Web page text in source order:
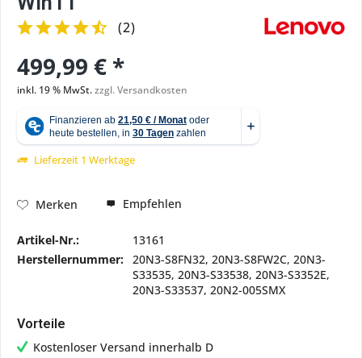
(2)
499,99 € *
inkl. 19 % MwSt.zzgl. Versandkosten
Lieferzeit 1 Werktage
Merken Empfehlen
Artikel-Nr.:
13161
Herstellernummer: 20N3-S8FN32, 20N3-S8FW2C, 20N3-
S33535, 20N3-S33538, 20N3-S3352E,
20N3-S33537, 20N2-005SMX
Vorteile
Kostenloser Versand innerhalb D